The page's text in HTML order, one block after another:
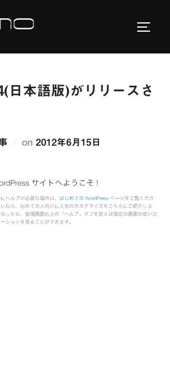
日本語版)がリリースさ
on 投
2012年6月15日